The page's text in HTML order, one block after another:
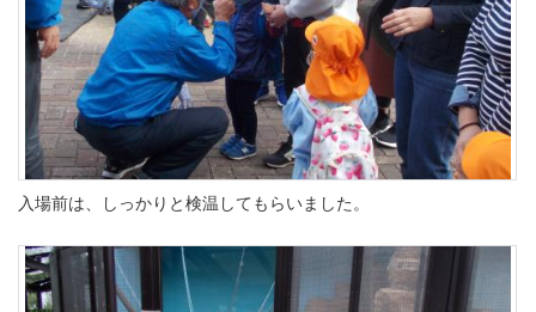
入場前は、しっかりと検温してもらいました。